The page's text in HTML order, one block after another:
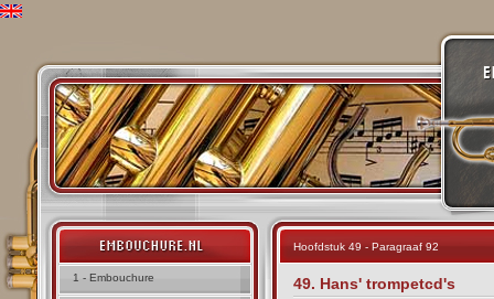
1 - Embouchure
Hoofdstuk 49 - Paragraaf 92
49. Hans' trompetcd's